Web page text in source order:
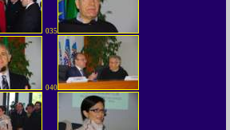
035
040